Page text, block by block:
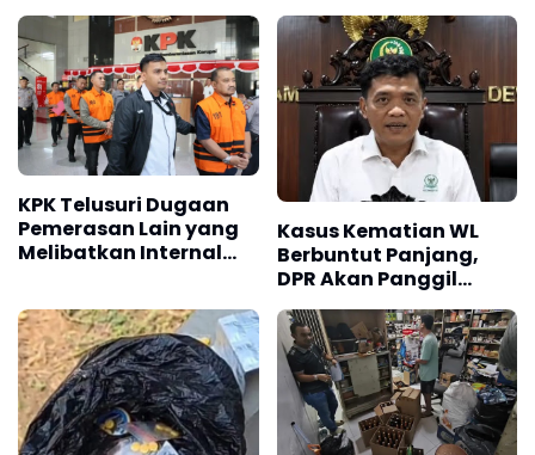
Berada di Lokasi
KPK Telusuri Dugaan
Pemerasan Lain yang
Melibatkan Internal
Kasus Kematian WL
Berbuntut Panjang,
DPR Akan Panggil
Polda Sumut dan
Keluarga Korban